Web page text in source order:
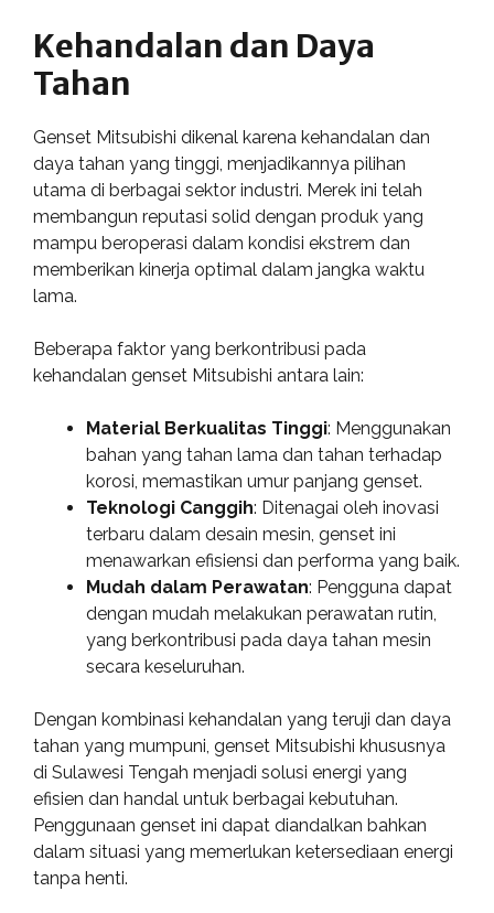
Kehandalan dan Daya
Tahan
Genset Mitsubishi dikenal karena kehandalan dan
daya tahan yang tinggi, menjadikannya pilihan
utama di berbagai sektor industri. Merek ini telah
membangun reputasi solid dengan produk yang
mampu beroperasi dalam kondisi ekstrem dan
memberikan kinerja optimal dalam jangka waktu
lama.
Beberapa faktor yang berkontribusi pada
kehandalan genset Mitsubishi antara lain:
Material Berkualitas Tinggi: Menggunakan
bahan yang tahan lama dan tahan terhadap
korosi, memastikan umur panjang genset.
Teknologi Canggih: Ditenagai oleh inovasi
terbaru dalam desain mesin, genset ini
menawarkan efisiensi dan performa yang baik.
Mudah dalam Perawatan: Pengguna dapat
dengan mudah melakukan perawatan rutin,
yang berkontribusi pada daya tahan mesin
secara keseluruhan.
Dengan kombinasi kehandalan yang teruji dan daya
tahan yang mumpuni, genset Mitsubishi khususnya
di Sulawesi Tengah menjadi solusi energi yang
efisien dan handal untuk berbagai kebutuhan.
Penggunaan genset ini dapat diandalkan bahkan
dalam situasi yang memerlukan ketersediaan energi
tanpa henti.